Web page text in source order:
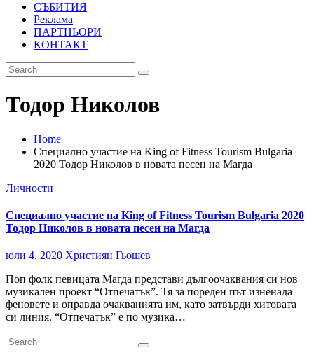
СЪБИТИЯ
Реклама
ПАРТНЬОРИ
КОНТАКТ
Тодор Николов
Home
Специално участие на King of Fitness Tourism Bulgaria
2020 Тодор Николов в новата песен на Магда
Личности
Специално участие на King of Fitness Tourism Bulgaria 2020
Тодор Николов в новата песен на Магда
юли 4, 2020 Християн Гьошев
Поп фолк певицата Магда представи дългоочаквания си нов
музикален проект “Отпечатък”. Тя за пореден път изненада
феновете и оправда очакванията им, като затвърди хитовата
си линия. “Отпечатък” е по музика…